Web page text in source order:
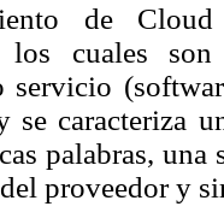
de
los cuales
servicio
se caracteriza
palabras,
proveedor y